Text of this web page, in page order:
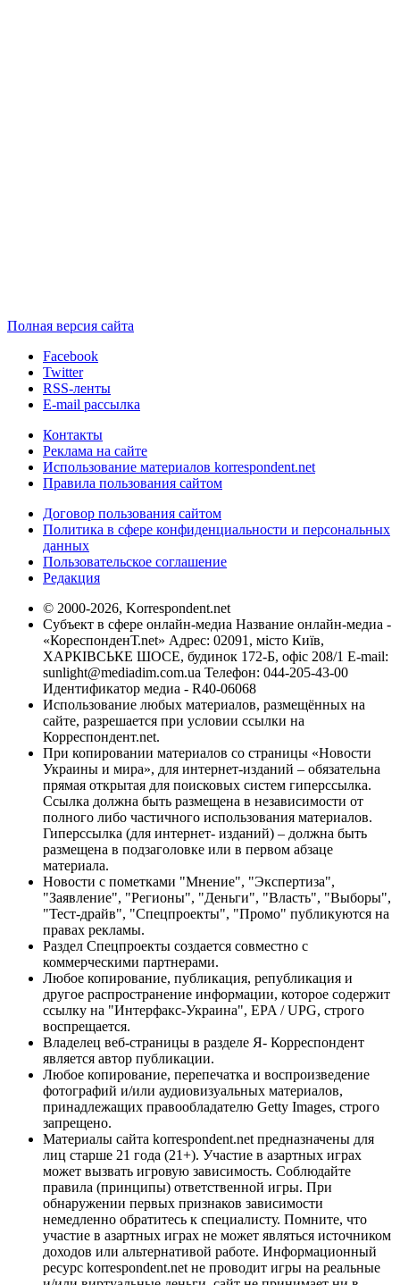
Полная версия сайта
Facebook
Twitter
RSS-ленты
E-mail рассылка
Контакты
Реклама на сайте
Использование материалов korrespondent.net
Правила пользования сайтом
Договор пользования сайтом
Политика в сфере конфиденциальности и персональных
данных
Пользовательское соглашение
Редакция
© 2000-2026, Korrespondent.net
Субъект в сфере онлайн-медиа Название онлайн-медиа -
«КореспонденТ.net» Адрес: 02091, місто Київ,
ХАРКІВСЬКЕ ШОСЕ, будинок 172-Б, офіс 208/1 E-mail:
sunlight@mediadim.com.ua Телефон: 044-205-43-00
Идентификатор медиа - R40-06068
Использование любых материалов, размещённых на
сайте, разрешается при условии ссылки на
Корреспондент.net.
При копировании материалов со страницы «Новости
Украины и мира», для интернет-изданий – обязательна
прямая открытая для поисковых систем гиперссылка.
Ссылка должна быть размещена в независимости от
полного либо частичного использования материалов.
Гиперссылка (для интернет- изданий) – должна быть
размещена в подзаголовке или в первом абзаце
материала.
Новости с пометками "Мнение", "Экспертиза",
"Заявление", "Регионы", "Деньги", "Власть", "Выборы",
"Тест-драйв", "Спецпроекты", "Промо" публикуются на
правах рекламы.
Раздел Спецпроекты создается совместно с
коммерческими партнерами.
Любое копирование, публикация, републикация и
другое распространение информации, которое содержит
ссылку на "Интерфакс-Украина", EPA / UPG, строго
воспрещается.
Владелец веб-страницы в разделе Я- Корреспондент
является автор публикации.
Любое копирование, перепечатка и воспроизведение
фотографий и/или аудиовизуальных материалов,
принадлежащих правообладателю Getty Images, строго
запрещено.
Материалы сайта korrespondent.net предназначены для
лиц старше 21 года (21+). Участие в азартных играх
может вызвать игровую зависимость. Соблюдайте
правила (принципы) ответственной игры. При
обнаружении первых признаков зависимости
немедленно обратитесь к специалисту. Помните, что
участие в азартных играх не может являться источником
доходов или альтернативой работе. Информационный
ресурс korrespondent.net не проводит игры на реальные